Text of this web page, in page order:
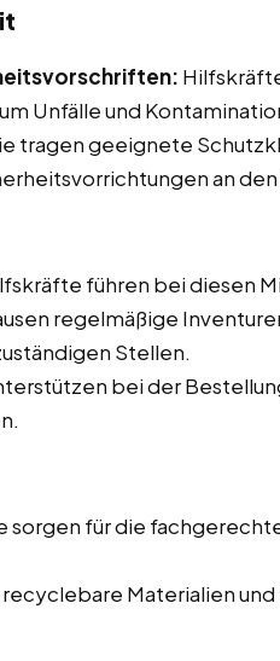
Unfälle und
tragen geeignete
an
führen bei diesen
regelmäßige
Stellen.
bei der
sorgen für die
Materialien